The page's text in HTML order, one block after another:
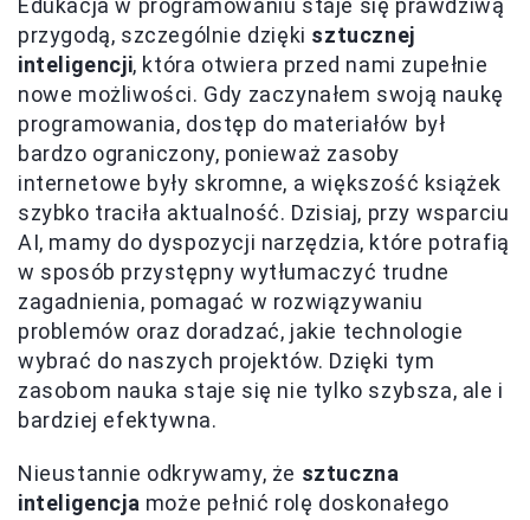
Edukacja w programowaniu staje się prawdziwą
przygodą, szczególnie dzięki sztucznej
inteligencji, która otwiera przed nami zupełnie
nowe możliwości. Gdy zaczynałem swoją naukę
programowania, dostęp do materiałów był
bardzo ograniczony, ponieważ zasoby
internetowe były skromne, a większość książek
szybko traciła aktualność. Dzisiaj, przy wsparciu
AI, mamy do dyspozycji narzędzia, które potrafią
w sposób przystępny wytłumaczyć trudne
zagadnienia, pomagać w rozwiązywaniu
problemów oraz doradzać, jakie technologie
wybrać do naszych projektów. Dzięki tym
zasobom nauka staje się nie tylko szybsza, ale i
bardziej efektywna.
Nieustannie odkrywamy, że sztuczna
inteligencja może pełnić rolę doskonałego